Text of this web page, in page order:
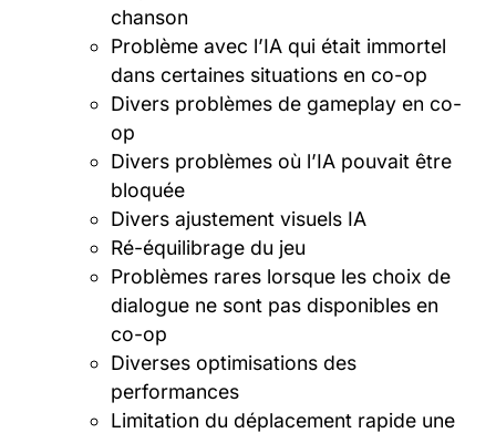
chanson
Problème avec l’IA qui était immortel
dans certaines situations en co-op
Divers problèmes de gameplay en co-
op
Divers problèmes où l’IA pouvait être
bloquée
Divers ajustement visuels IA
Ré-équilibrage du jeu
Problèmes rares lorsque les choix de
dialogue ne sont pas disponibles en
co-op
Diverses optimisations des
performances
Limitation du déplacement rapide une